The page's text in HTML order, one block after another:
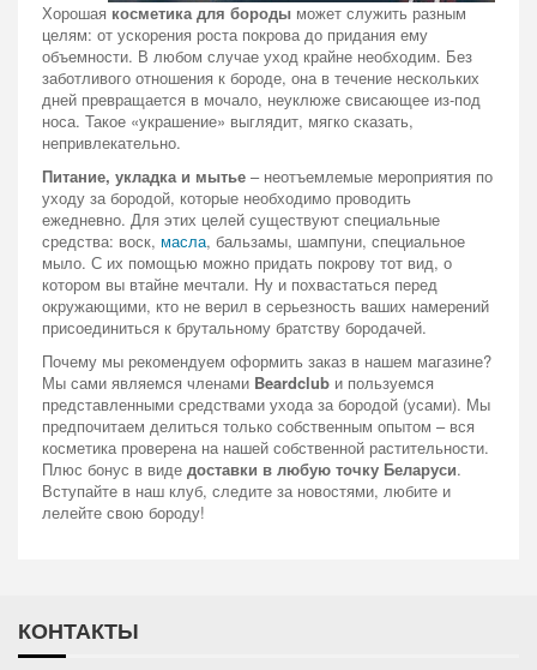
Хорошая косметика для бороды может служить разным
целям: от ускорения роста покрова до придания ему
объемности. В любом случае уход крайне необходим. Без
заботливого отношения к бороде, она в течение нескольких
дней превращается в мочало, неуклюже свисающее из-под
носа. Такое «украшение» выглядит, мягко сказать,
непривлекательно.
Питание, укладка и мытье – неотъемлемые мероприятия по
уходу за бородой, которые необходимо проводить
ежедневно. Для этих целей существуют специальные
средства: воск, масла, бальзамы, шампуни, специальное
мыло. С их помощью можно придать покрову тот вид, о
котором вы втайне мечтали. Ну и похвастаться перед
окружающими, кто не верил в серьезность ваших намерений
присоединиться к брутальному братству бородачей.
Почему мы рекомендуем оформить заказ в нашем магазине?
Мы сами являемся членами Beardclub и пользуемся
представленными средствами ухода за бородой (усами). Мы
предпочитаем делиться только собственным опытом – вся
косметика проверена на нашей собственной растительности.
Плюс бонус в виде доставки в любую точку Беларуси.
Вступайте в наш клуб, следите за новостями, любите и
лелейте свою бороду!
КОНТАКТЫ